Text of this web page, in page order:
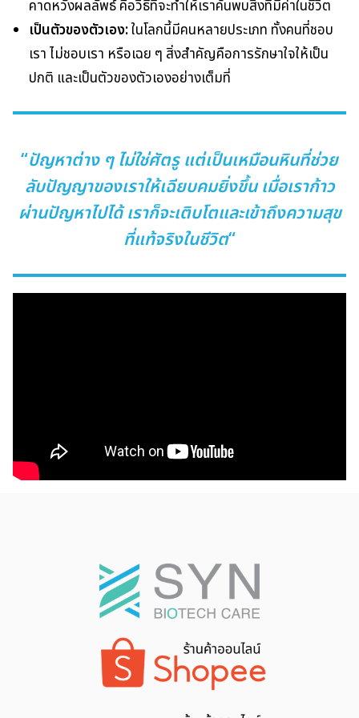
คาดหวังผลลัพธ์ คือวิธีที่จะทำให้เราค้นพบสิ่งที่มีค่าในชีวิต
เป็นตัวของตัวเอง:ในโลกนี้มีคนหลายประเภท ทั้งคนที่ชอบ
เรา ไม่ชอบเรา หรือเฉย ๆ สิ่งสำคัญคือการรักษาใจให้เป็น
ปกติ และเป็นตัวของตัวเองอย่างเต็มที่
“ปัญหาต่าง ๆ ไม่ใช่ศัตรู แต่เป็นเหมือนหินที่ช่วย
ลับปัญญาของเราให้เฉียบคมยิ่งขึ้น เมื่อเราก้าว
ผ่านปัญหาไปได้ เราก็จะเติบโตและเข้าถึงความสุข
ที่แท้จริงในชีวิต“